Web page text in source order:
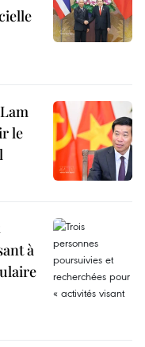
le
à